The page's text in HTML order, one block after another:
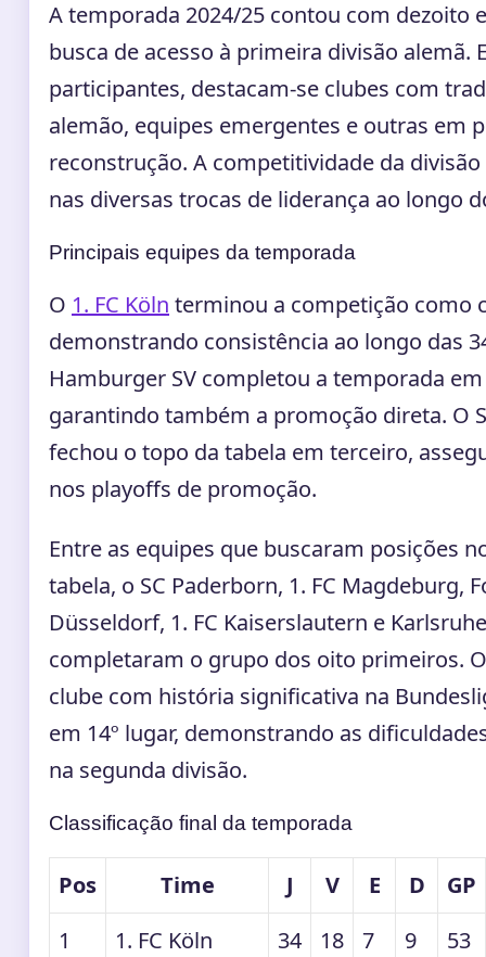
A temporada 2024/25 contou com dezoito
busca de acesso à primeira divisão alemã.
participantes, destacam-se clubes com
alemão, equipes emergentes e outras em
reconstrução. A competitividade da
nas diversas trocas de liderança ao longo
Principais equipes da temporada
O 1. FC Köln terminou a competição como
demonstrando consistência ao longo das
Hamburger SV completou a temporada
garantindo também a promoção direta. O
fechou o topo da tabela em terceiro,
nos playoffs de promoção.
Entre as equipes que buscaram posições
tabela, o SC Paderborn, 1. FC Magdeburg,
Düsseldorf, 1. FC Kaiserslautern e
completaram o grupo dos oito primeiros.
clube com história significativa na
em 14º lugar, demonstrando as
na segunda divisão.
Classificação final da temporada
Pos Time J V E D
GP
1
1. FC Köln 34 18 7 9 53